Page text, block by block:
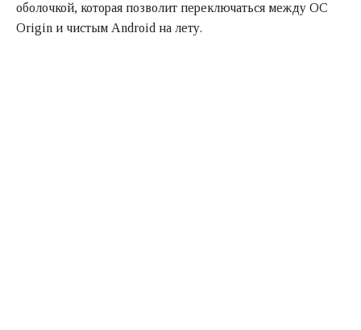
оболочкой, которая позволит переключаться между ОС
Origin и чистым Android на лету.